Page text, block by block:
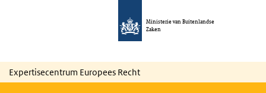
Ministerie van Buitenlandse
Zaken
Expertisecentrum Europees Recht